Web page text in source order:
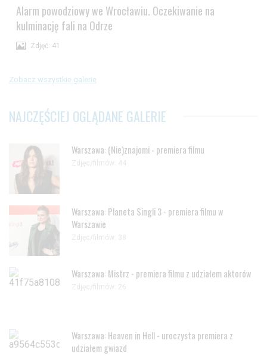
Alarm powodziowy we Wrocławiu. Oczekiwanie na
kulminację fali na Odrze
Zdjęć: 41
Zobacz wszystkie galerie
NAJCZĘŚCIEJ OGLĄDANE GALERIE
Warszawa: (Nie)znajomi - premiera filmu
Zdjęc/filmów: 44
Warszawa: Planeta Singli 3 - premiera filmu w
Warszawie
Zdjęc/filmów: 38
Warszawa: Mistrz - premiera filmu z udziałem aktorów
Zdjęc/filmów: 26
Warszawa: Heaven in Hell - uroczysta premiera z
udziałem gwiazd